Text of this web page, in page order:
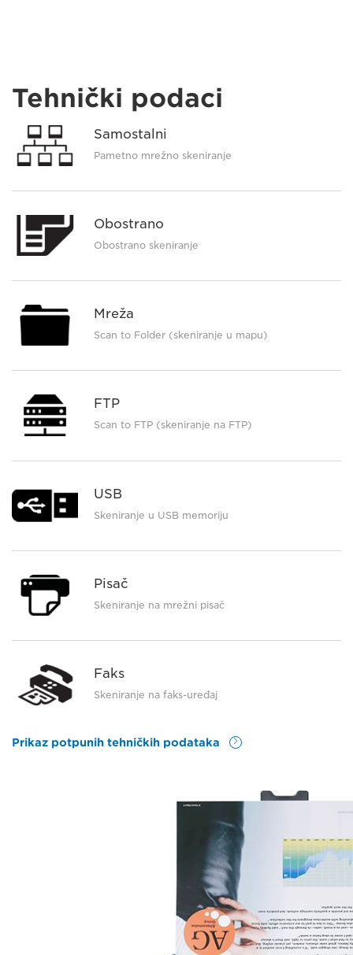
Tehnički podaci
Samostalni
Pametno mrežno skeniranje
Obostrano
Obostrano skeniranje
Mreža
Scan to Folder (skeniranje u mapu)
FTP
Scan to FTP (skeniranje na FTP)
USB
Skeniranje u USB memoriju
Pisač
Skeniranje na mrežni pisač
Faks
Skeniranje na faks-uređaj
Prikaz potpunih tehničkih podataka